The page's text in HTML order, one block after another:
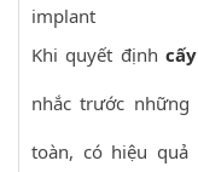
implant
Khi quyết định
nhắc trước
toàn, có hiệu